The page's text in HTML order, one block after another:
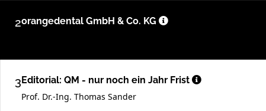
2orangedental GmbH & Co. KG
3Editorial: QM - nur noch ein Jahr Frist
Prof. Dr.-Ing. Thomas Sander